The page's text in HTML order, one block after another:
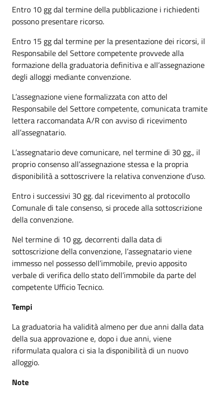
Entro 10 gg dal termine della pubblicazione i richiedenti
possono presentare ricorso.
Entro 15 gg dal termine per la presentazione dei ricorsi, il
Responsabile del Settore competente provvede alla
formazione della graduatoria definitiva e all’assegnazione
degli alloggi mediante convenzione.
L’assegnazione viene formalizzata con atto del
Responsabile del Settore competente, comunicata tramite
lettera raccomandata A/R con avviso di ricevimento
all’assegnatario.
L’assegnatario deve comunicare, nel termine di 30 gg., il
proprio consenso all’assegnazione stessa e la propria
disponibilità a sottoscrivere la relativa convenzione d’uso.
Entro i successivi 30 gg. dal ricevimento al protocollo
Comunale di tale consenso, si procede alla sottoscrizione
della convenzione.
Nel termine di 10 gg, decorrenti dalla data di
sottoscrizione della convenzione, l’assegnatario viene
immesso nel possesso dell’immobile, previo apposito
verbale di verifica dello stato dell’immobile da parte del
competente Ufficio Tecnico.
Tempi
La graduatoria ha validità almeno per due anni dalla data
della sua approvazione e, dopo i due anni, viene
riformulata qualora ci sia la disponibilità di un nuovo
alloggio.
Note